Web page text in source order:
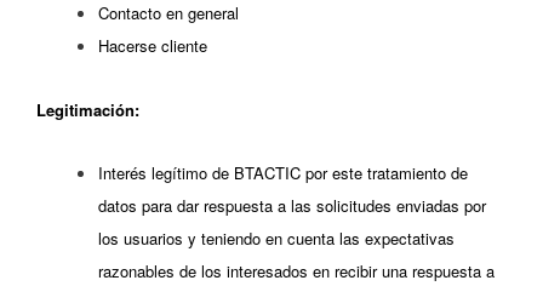
Contacto en general
Hacerse cliente
Legitimación:
Interés legítimo de BTACTIC por este tratamiento de
datos para dar respuesta a las solicitudes enviadas por
los usuarios y teniendo en cuenta las expectativas
razonables de los interesados en recibir una respuesta a